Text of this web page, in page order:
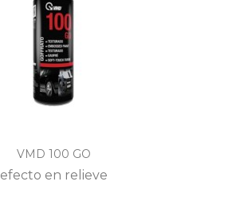
VMD 100 GO
efecto en relieve